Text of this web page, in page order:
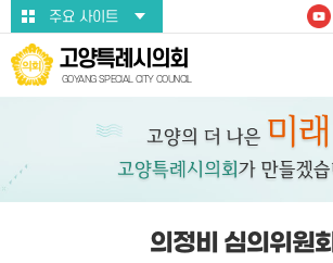
본문바로가기주요 사이트
고양특례시의회
GOYANG SPECIAL CITY COUNCIL
의정비 심의위원회